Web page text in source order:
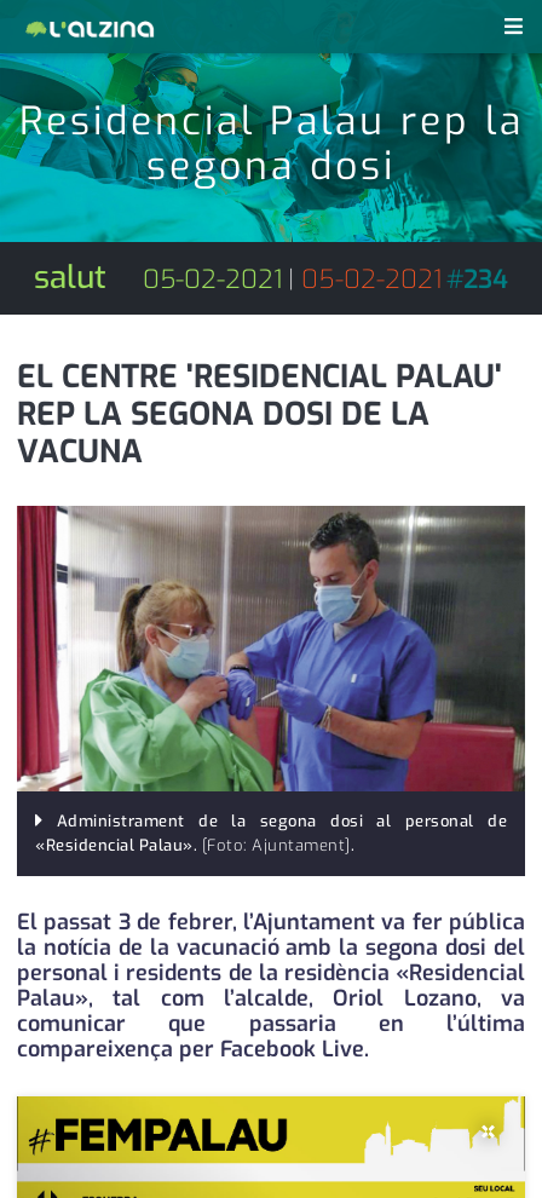
notícies
últimes notícies
activitats
agenda
empresa
esports
medi ambient
opinió
política
promo serveis
reportatge
salut
serveis
societat
successos
urbanisme
revistes pdf
anunciants
subscripció
contacte
telèfons
calendari
Residencial Palau rep la
segona dosi
salut 05-02-2021 | 05-02-2021#234
EL CENTRE 'RESIDENCIAL PALAU'
REP LA SEGONA DOSI DE LA
VACUNA
Administrament de la segona dosi al personal de
«Residencial Palau». [Foto: Ajuntament].
El passat 3 de febrer, l’Ajuntament va fer pública
la notícia de la vacunació amb la segona dosi del
personal i residents de la residència «Residencial
Palau», tal com l’alcalde, Oriol Lozano, va
comunicar que passaria en l’última
compareixença per Facebook Live.
×